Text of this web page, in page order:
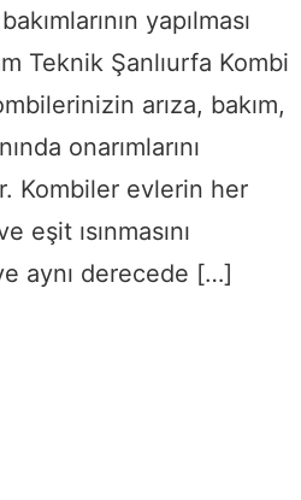
yapılması
Teknik Şanlıurfa Kombi
arıza, bakım,
onarımlarını
Kombiler evlerin her
eşit ısınmasını
aynı derecede […]